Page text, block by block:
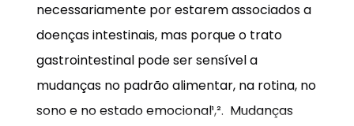
necessariamente por estarem associados a
doenças intestinais, mas porque o trato
gastrointestinal pode ser sensível a
mudanças no padrão alimentar, na rotina, no
sono e no estado emocional¹,². Mudanças